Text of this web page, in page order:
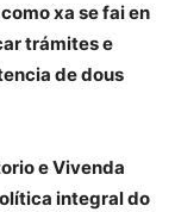
xa se fai en
trámites e
de dous
e Vivenda
integral do